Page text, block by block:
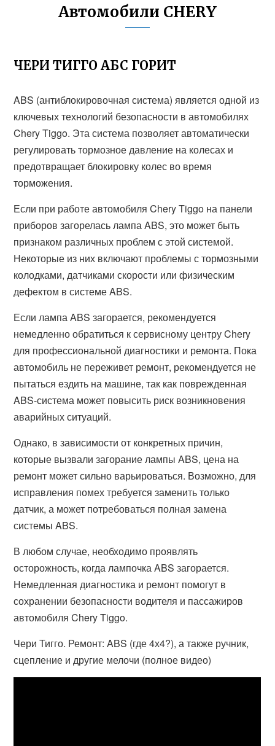
Автомобили CHERY
ЧЕРИ ТИГГО АБС ГОРИТ
ABS (антиблокировочная система) является одной из
ключевых технологий безопасности в автомобилях
Chery Tiggo. Эта система позволяет автоматически
регулировать тормозное давление на колесах и
предотвращает блокировку колес во время
торможения.
Если при работе автомобиля Chery Tiggo на панели
приборов загорелась лампа ABS, это может быть
признаком различных проблем с этой системой.
Некоторые из них включают проблемы с тормозными
колодками, датчиками скорости или физическим
дефектом в системе ABS.
Если лампа ABS загорается, рекомендуется
немедленно обратиться к сервисному центру Chery
для профессиональной диагностики и ремонта. Пока
автомобиль не переживет ремонт, рекомендуется не
пытаться ездить на машине, так как поврежденная
ABS-система может повысить риск возникновения
аварийных ситуаций.
Однако, в зависимости от конкретных причин,
которые вызвали загорание лампы ABS, цена на
ремонт может сильно варьироваться. Возможно, для
исправления помех требуется заменить только
датчик, а может потребоваться полная замена
системы ABS.
В любом случае, необходимо проявлять
осторожность, когда лампочка ABS загорается.
Немедленная диагностика и ремонт помогут в
сохранении безопасности водителя и пассажиров
автомобиля Chery Tiggo.
Чери Тигго. Ремонт: ABS (где 4х4?), а также ручник,
сцепление и другие мелочи (полное видео)